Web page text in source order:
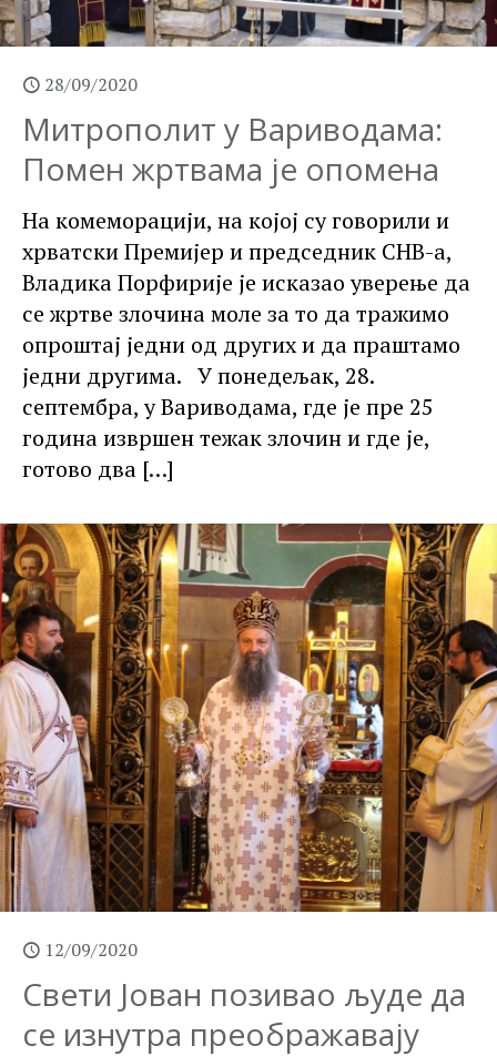
28/09/2020
Митрополит у Вариводама:
Помен жртвама је опомена
На комеморацији, на којој су говорили и
хрватски Премијер и председник СНВ-а,
Владика Порфирије је исказао уверење да
се жртве злочина моле за то да тражимо
опроштај једни од других и да праштамо
једни другима. У понедељак, 28.
септембра, у Вариводама, где је пре 25
година извршен тежак злочин и где је,
готово два […]
12/09/2020
Свети Јован позивао људе да
се изнутра преображавају